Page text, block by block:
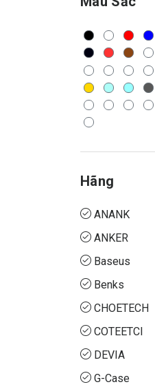
Hãng
ANANK
ANKER
Baseus
Benks
CHOETECH
COTEETCI
DEVIA
G-Case